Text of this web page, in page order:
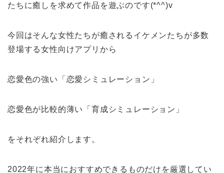
たちに癒しを求めて作品を遊ぶのです(*^^)v
今回はそんな女性たちが癒されるイケメンたちが多数
登場する女性向けアプリから
恋愛色の強い「恋愛シミュレーション」
恋愛色が比較的薄い「育成シミュレーション」
をそれぞれ紹介します。
2022年に本当におすすめできるものだけを厳選してい